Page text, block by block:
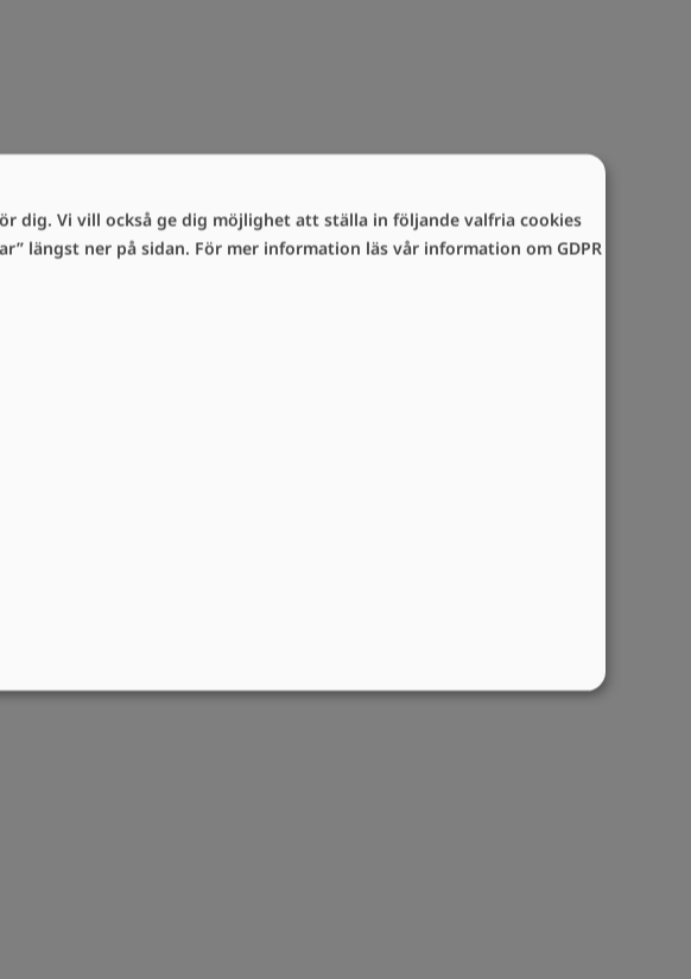
dig. Vi vill också ge dig möjlighet att ställa in följande valfria cookies
längst ner på sidan. För mer information läs vår information om GDPR